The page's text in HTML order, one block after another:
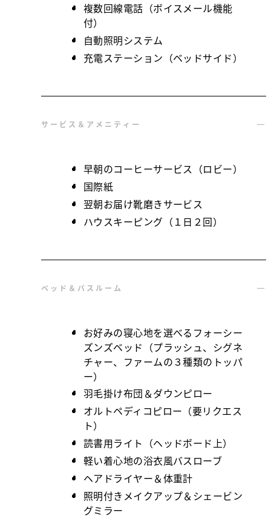
複数回線電話（ボイスメール機能
付）
自動照明システム
充電ステーション（ベッドサイド）
サービス＆アメニティー
早朝のコーヒーサービス（ロビー）
国際紙
翌朝お届け靴磨きサービス
ハウスキーピング（１日２回）
ベッド＆バスルーム
お好みの寝心地を選べるフォーシー
ズンズベッド（プラッシュ、シグネ
チャー、ファームの３種類のトッパ
ー）
羽毛掛け布団＆ダウンピロー
オルトペディコピロー（要リクエス
ト）
読書用ライト（ヘッドボード上）
軽い着心地の浴衣風バスローブ
ヘアドライヤー＆体重計
照明付きメイクアップ＆シェービン
グミラー